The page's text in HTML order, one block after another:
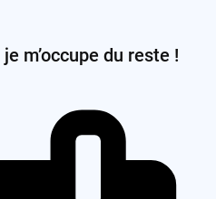
m’occupe du reste !